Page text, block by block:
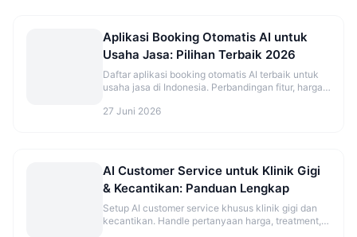
Aplikasi Booking Otomatis AI untuk
Usaha Jasa: Pilihan Terbaik 2026
Daftar aplikasi booking otomatis AI terbaik untuk
usaha jasa di Indonesia. Perbandingan fitur, harga,
27 Juni 2026
AI Customer Service untuk Klinik Gigi
& Kecantikan: Panduan Lengkap
Setup AI customer service khusus klinik gigi dan
kecantikan. Handle pertanyaan harga, treatment,